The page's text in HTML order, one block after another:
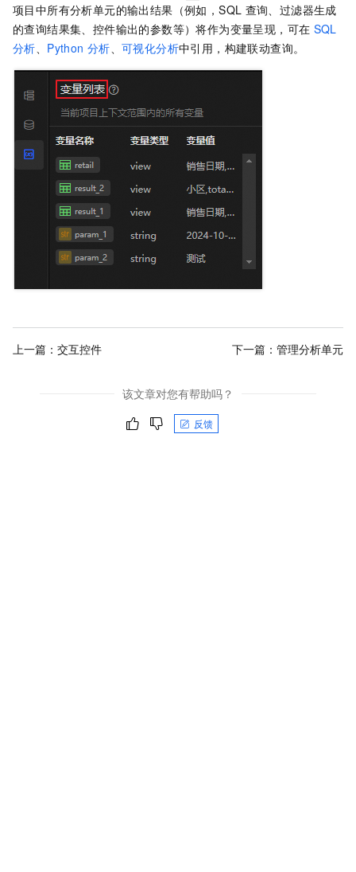
项目中所有分析单元的输出结果（例如，SQL 查询、过滤器生成
的查询结果集、控件输出的参数等）将作为变量呈现，可在 SQL
分析、 Python 分析、可视化分析中引用，构建联动查询。
上一篇： 交互控件 下一篇： 管理分析单元
该文章对您有帮助吗？
反馈